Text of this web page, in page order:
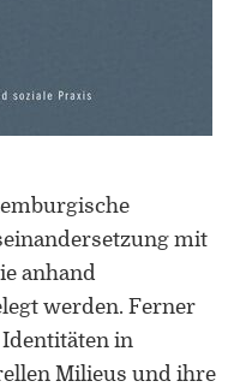
mit
anhand
werden. Ferner
in
Milieus und ihre